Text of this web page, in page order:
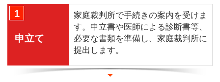
1
申立て
家庭裁判所で手続きの案内を受けま
す。申立書や医師による診断書等、
必要な書類を準備し、家庭裁判所に
提出します。